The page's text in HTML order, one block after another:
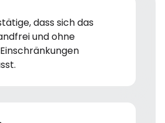
dass sich das
und ohne